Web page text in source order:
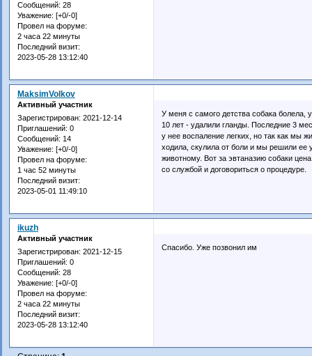
Сообщений: 28
Уважение: [+0/-0]
Провел на форуме:
2 часа 22 минуты
Последний визит:
2023-05-28 13:12:40
MaksimVolkov
Активный участник
Зарегистрирован: 2021-12-14
Приглашений: 0
Сообщений: 14
Уважение: [+0/-0]
Провел на форуме:
1 час 52 минуты
Последний визит:
2023-05-01 11:49:10
У меня с самого детства собака болела,
10 лет - удалили гланды. Последние 3
у нее воспаление легких, но так как мы
ходила, скулила от боли и мы решили ее
животному. Вот за эвтаназию собаки
со службой и договориться о процедуре.
ikuzh
Активный участник
Зарегистрирован: 2021-12-15
Приглашений: 0
Сообщений: 28
Уважение: [+0/-0]
Провел на форуме:
2 часа 22 минуты
Последний визит:
2023-05-28 13:12:40
Спасибо. Уже позвонил им